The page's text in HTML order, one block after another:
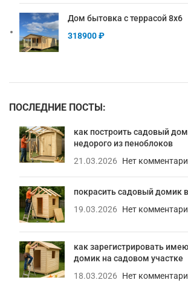
Дом бытовка с террасой 8х6
318900₽
ПОСЛЕДНИЕ ПОСТЫ:
как построить садовый
недорого из пеноблоков
21.03.2026
Нет
покрасить садовый домик
19.03.2026
Нет
как зарегистрировать
домик на садовом участке
18.03.2026
Нет